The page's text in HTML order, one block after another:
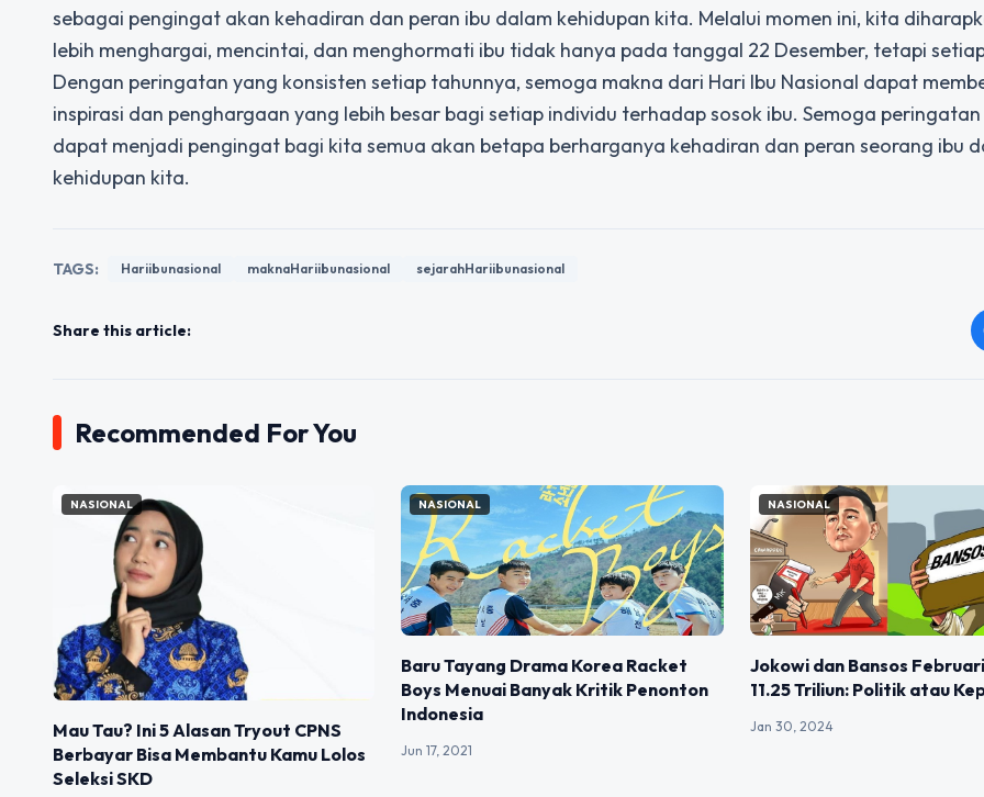
sebagai pengingat akan kehadiran dan peran ibu dalam kehidupan kita. Melalui momen ini, kita
lebih menghargai, mencintai, dan menghormati ibu tidak hanya pada tanggal 22 Desember, tetapi
Dengan peringatan yang konsisten setiap tahunnya, semoga makna dari Hari Ibu Nasional dapat
inspirasi dan penghargaan yang lebih besar bagi setiap individu terhadap sosok ibu. Semoga
dapat menjadi pengingat bagi kita semua akan betapa berharganya kehadiran dan peran seorang ibu
kehidupan kita.
TAGS: Hariibunasional maknaHariibunasional sejarahHariibunasional
Share this article:
Recommended For You
NASIONAL
Mau Tau? Ini 5 Alasan Tryout CPNS
Berbayar Bisa Membantu Kamu Lolos
Seleksi SKD
NASIONAL
Baru Tayang Drama Korea Racket
Boys Menuai Banyak Kritik Penonton
Indonesia
Jun 17, 2021
NASIONAL
Jokowi dan Bansos
11.25 Triliun: Politik atau
Jan 30, 2024